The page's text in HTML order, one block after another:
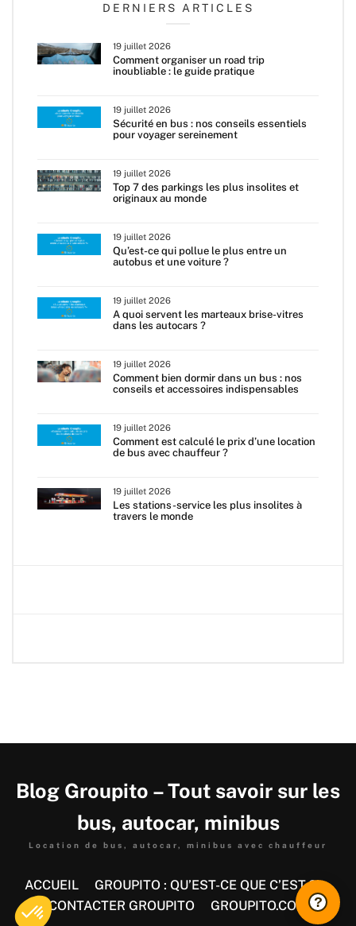
DERNIERS ARTICLES
19 juillet 2026
Comment organiser un road trip
inoubliable : le guide pratique
19 juillet 2026
Sécurité en bus : nos conseils essentiels
pour voyager sereinement
19 juillet 2026
Top 7 des parkings les plus insolites et
originaux au monde
19 juillet 2026
Qu’est-ce qui pollue le plus entre un
autobus et une voiture ?
19 juillet 2026
A quoi servent les marteaux brise-vitres
dans les autocars ?
19 juillet 2026
Comment bien dormir dans un bus : nos
conseils et accessoires indispensables
19 juillet 2026
Comment est calculé le prix d’une location
de bus avec chauffeur ?
19 juillet 2026
Les stations-service les plus insolites à
travers le monde
Blog Groupito – Tout savoir sur les
bus, autocar, minibus
Location de bus, autocar, minibus avec chauffeur
ACCUEIL
GROUPITO : QU’EST-CE QUE C’EST ?
CONTACTER GROUPITO
GROUPITO.COM ?